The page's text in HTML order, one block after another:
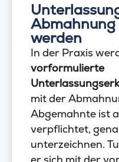
werden
In der Praxis
vorformulierte
mit der
Abgemahnte ist
verpflichtet,
unterzeichnen.